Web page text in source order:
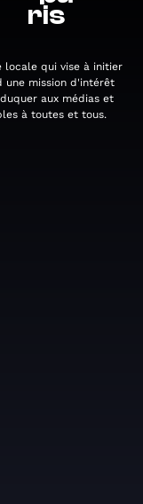
ris
locale qui vise à initier
une mission d'intérêt
aux médias et
à toutes et tous.